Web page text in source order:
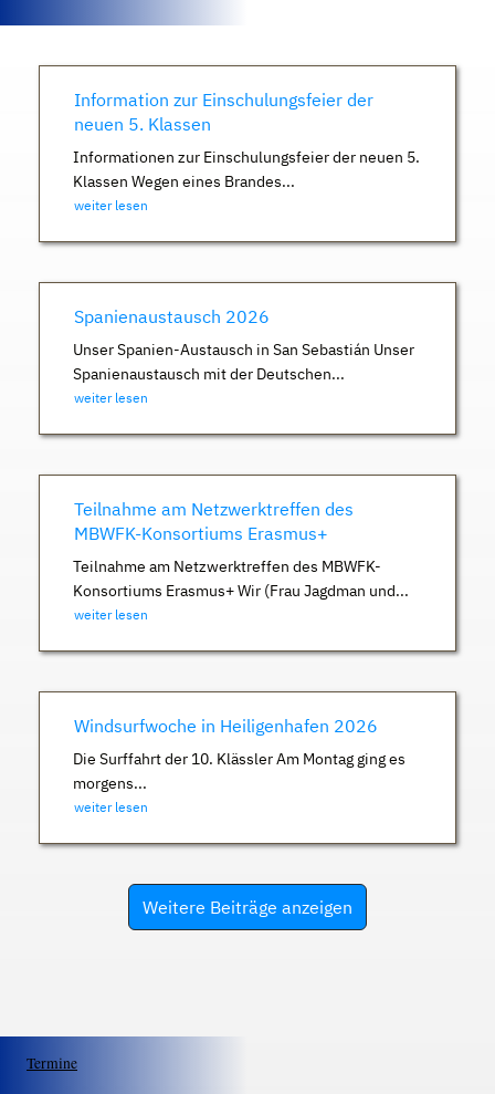
Information zur Einschulungsfeier der
neuen 5. Klassen
Informationen zur Einschulungsfeier der neuen 5.
Klassen Wegen eines Brandes...
weiter lesen
Spanienaustausch 2026
Unser Spanien-Austausch in San Sebastián Unser
Spanienaustausch mit der Deutschen...
weiter lesen
Teilnahme am Netzwerktreffen des
MBWFK-Konsortiums Erasmus+
Teilnahme am Netzwerktreffen des MBWFK-
Konsortiums Erasmus+ Wir (Frau Jagdman und...
weiter lesen
Windsurfwoche in Heiligenhafen 2026
Die Surffahrt der 10. Klässler Am Montag ging es
morgens...
weiter lesen
Weitere Beiträge anzeigen
Termine